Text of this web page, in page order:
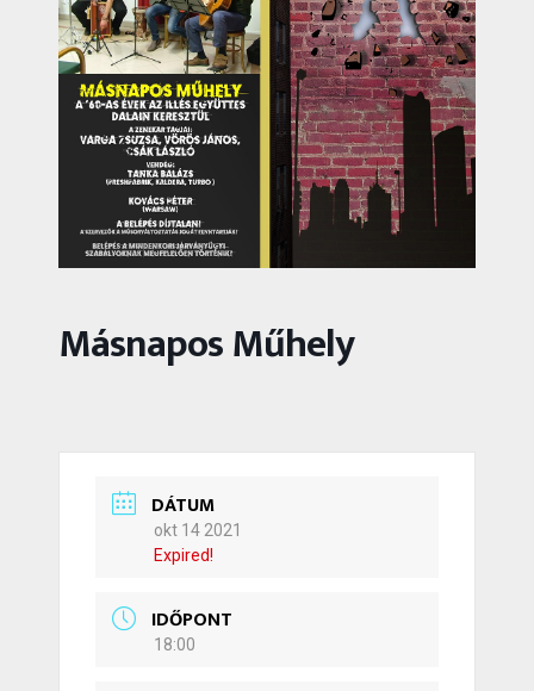
Másnapos Műhely
DÁTUM
okt 14 2021
Expired!
IDŐPONT
18:00